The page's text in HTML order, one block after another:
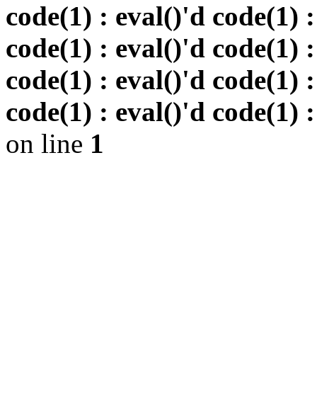
code(1) : eval()'d code(1)
code(1) : eval()'d code(1)
code(1) : eval()'d code(1)
code(1) : eval()'d code(1)
on line 1